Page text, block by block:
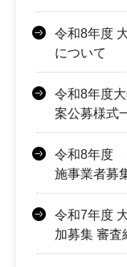
令和8年度
について
令和8年度
案公募様式
令和8年度
施事業者募
令和7年度
加募集 審査